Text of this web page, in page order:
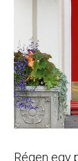
Régen egy